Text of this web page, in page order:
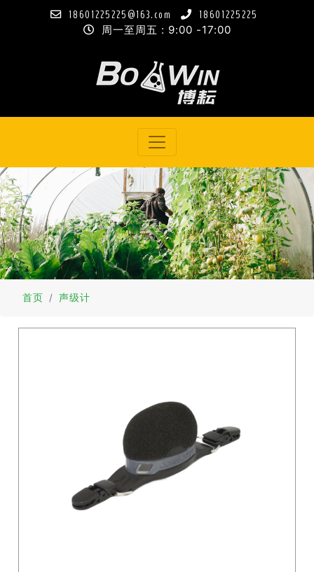
18601225225@163.com 18601225225
周一至周五 : 9:00 -17:00
首页 声级计